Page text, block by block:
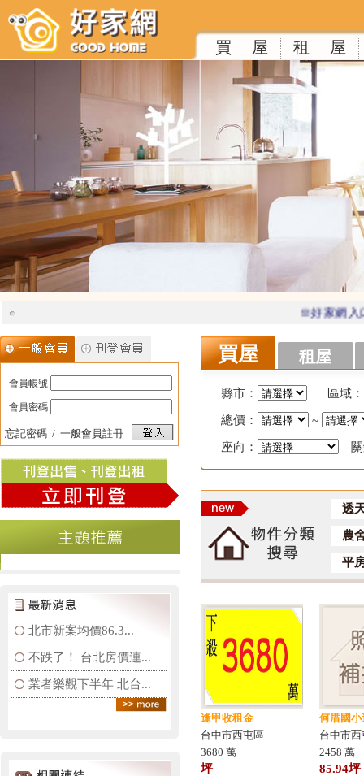
買 屋 租 屋
※好家網入口
會員帳號
會員密碼
忘記密碼 / 一般會員註冊
北市新案均價86.3...
不跌了！ 台北房價連...
業者樂觀下半年 北台...
買屋 租屋
縣市： 區域：
總價： ~
座向：
透
農
平
逢甲收租金
台中市西屯區
3680 萬
坪
何厝國小
台中市西
2458 萬
85.94坪